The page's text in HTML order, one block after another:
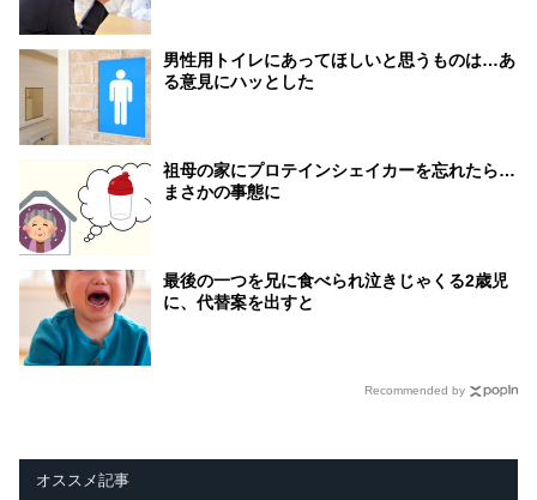
男性用トイレにあってほしいと思うものは…あ
る意見にハッとした
祖母の家にプロテインシェイカーを忘れたら…
まさかの事態に
最後の一つを兄に食べられ泣きじゃくる2歳児
に、代替案を出すと
Recommended by
オススメ記事